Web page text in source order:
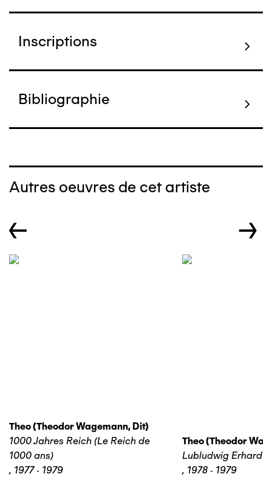
Inscriptions
Bibliographie
Autres oeuvres de cet artiste
← →
Theo (theodor Wagemann, Dit)
1000 Jahres Reich (Le Reich de
1000 ans)
, 1977 - 1979
Theo (theodor
Lubludwig Erhard
, 1978 - 1979